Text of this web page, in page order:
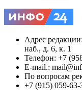
Адрес
наб., д. 6, к. 1
Телефон: +7
E-mail.:
По вопросам
+7 (915) 059-63-